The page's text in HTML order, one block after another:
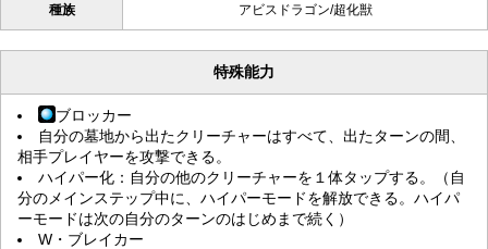
種族 アビスドラゴン/超化獣
特殊能力
ブロッカー
自分の墓地から出たクリーチャーはすべて、出たターンの間、
相手プレイヤーを攻撃できる。
ハイパー化：自分の他のクリーチャーを１体タップする。（自
分のメインステップ中に、ハイパーモードを解放できる。ハイパ
ーモードは次の自分のターンのはじめまで続く）
W・ブレイカー